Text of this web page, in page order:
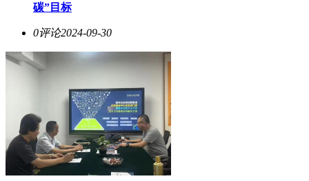
碳”目标
0评论2024-09-30